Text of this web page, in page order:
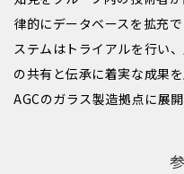
律的にデータベースを拡充
ステムはトライアルを行い
の共有と伝承に着実な成果
AGCのガラス製造拠点に展開